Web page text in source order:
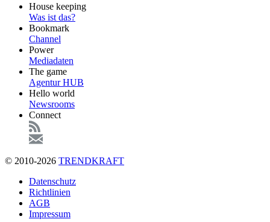
FooterHouse keeping
Was ist das?
Bookmark
Channel
Power
Mediadaten
The game
Agentur HUB
Hello world
Newsrooms
Connect
© 2010-2026 TRENDKRAFT
FußzeileDatenschutz
Richtlinien
AGB
Impressum